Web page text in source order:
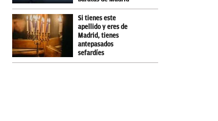
Si tienes este
apellido y eres de
Madrid, tienes
antepasados
sefardíes